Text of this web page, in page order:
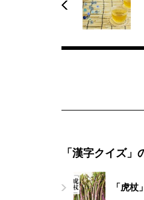
「漢字クイズ」
「虎